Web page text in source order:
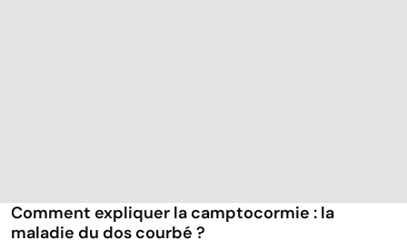
Comment expliquer la camptocormie : la
maladie du dos courbé ?